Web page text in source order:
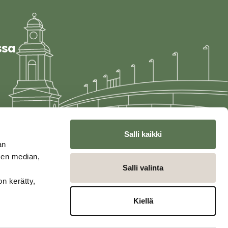
median,
kerätty,
Salli kaikki
Salli valinta
Kiellä